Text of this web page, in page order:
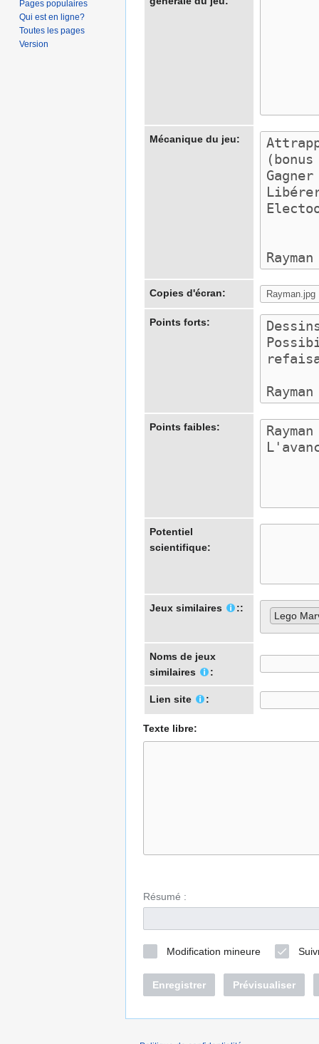
Mécanique du jeu:
Copies d'écran:
Points forts:
Points faibles:
Potentiel
scientifique:
Jeux similaires ::
Lego
Noms de jeux
similaires
:
Lien site :
Texte libre:
Résumé :
Modification mineure
Enregistrer Prévisualiser
Pages populaires
Qui est en ligne?
Toutes les pages
Version